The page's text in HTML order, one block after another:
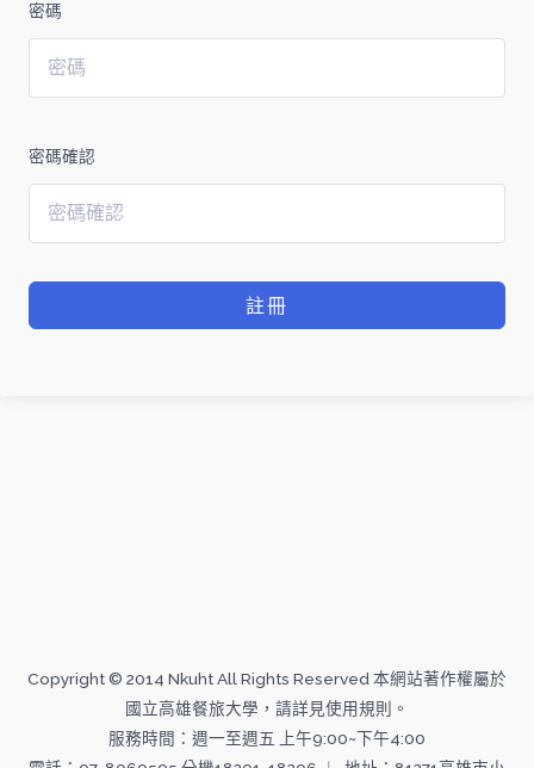
密碼
密碼確認
註冊
Copyright © 2014 Nkuht All Rights Reserved 本網站著作權屬於
國立高雄餐旅大學，請詳見使用規則。
服務時間：週一至週五 上午9:00~下午4:00